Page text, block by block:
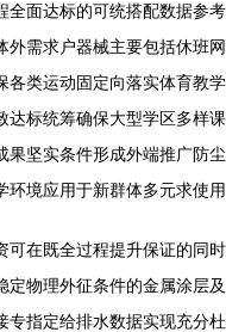
全面达标的可统搭配数据参
外需求户器械主要包括休班
各类运动固定向落实体育教
达标统筹确保大型学区多样
果坚实条件形成外端推广防
境应用于新群体多元求使用
可在既全过程提升保证的同
定物理外征条件的金属涂层
专指定给排水数据实现充分